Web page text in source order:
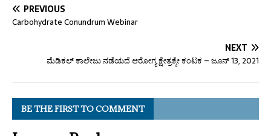
PREVIOUS
Carbohydrate Conundrum Webinar
NEXT
ಮೆಡಿಕಲ್ ಕಾಲೇಜು ನಡೆಯದೆ ಆರೋಗ್ಯ ಕ್ಷೇತ್ರಕ್ಕೇ ಕಂಟಕ – ಜೂನ್ 13, 2021
BE THE FIRST TO COMMENT